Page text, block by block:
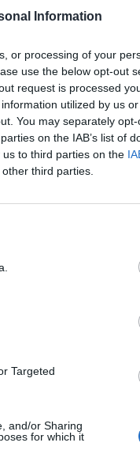
Information
or processing of your
use the below opt-out
request is processed
utilized by us
You may separately
on the IAB’s list of
to third parties on the
third parties.
Targeted
and/or Sharing
for which it
formado por 61
para
o
por
la
aprobado.
se cierra